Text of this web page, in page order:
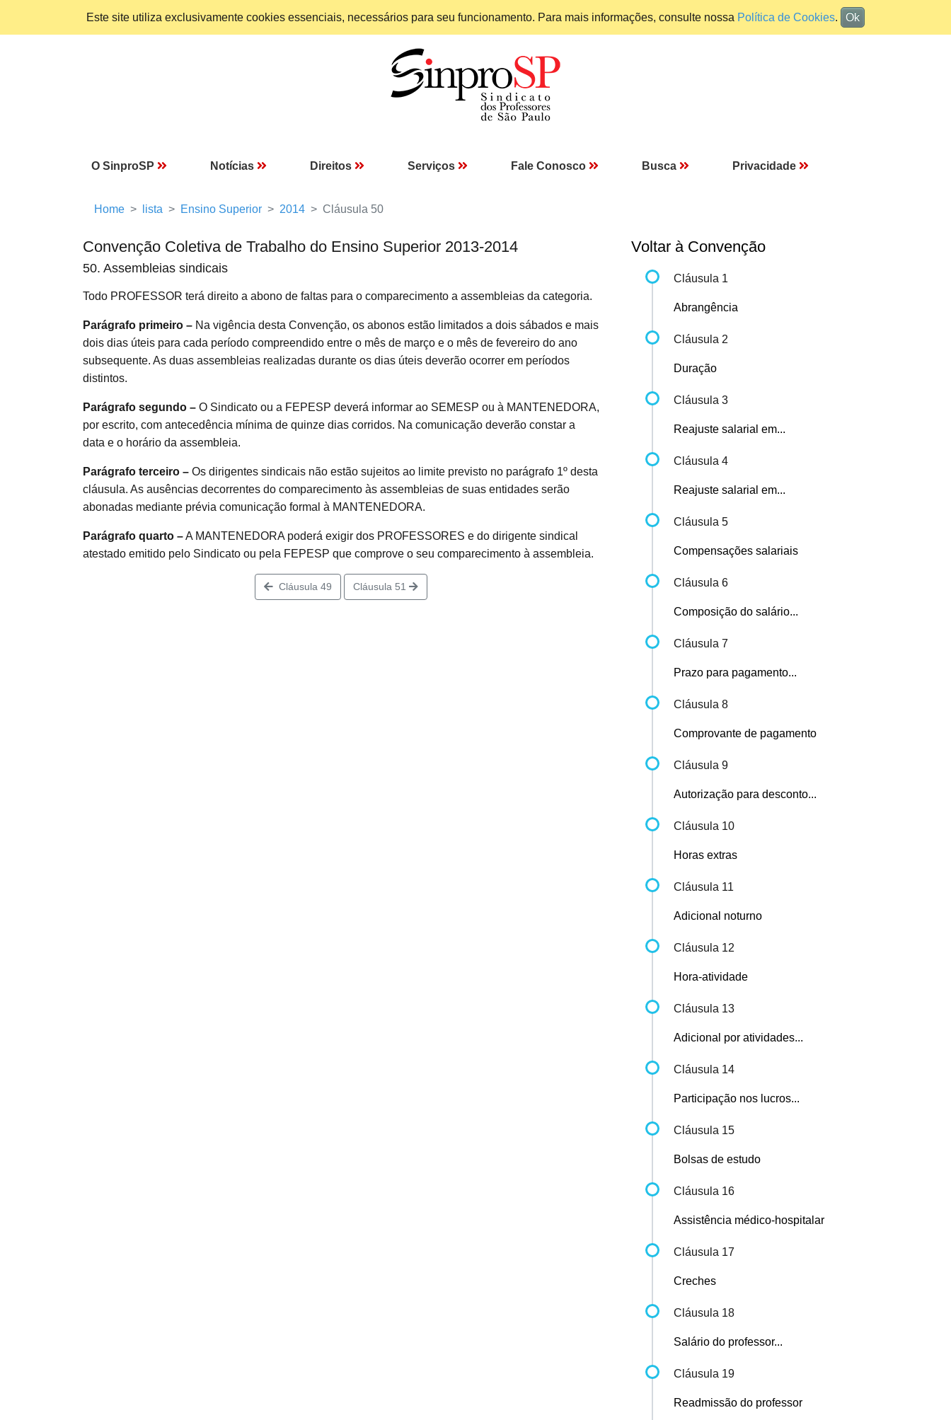
Este site utiliza exclusivamente cookies essenciais, necessários para seu funcionamento. Para mais informações, consulte nossa Política de Cookies. Ok
O SinproSP Notícias Direitos Serviços Fale Conosco Busca Privacidade
Home lista Ensino Superior 2014 Cláusula 50
Convenção Coletiva de Trabalho do Ensino Superior 2013-2014
50. Assembleias sindicais
Todo PROFESSOR terá direito a abono de faltas para o comparecimento a assembleias da categoria.
Parágrafo primeiro – Na vigência desta Convenção, os abonos estão limitados a dois sábados e mais
dois dias úteis para cada período compreendido entre o mês de março e o mês de fevereiro do ano
subsequente. As duas assembleias realizadas durante os dias úteis deverão ocorrer em períodos
distintos.
Parágrafo segundo – O Sindicato ou a FEPESP deverá informar ao SEMESP ou à MANTENEDORA,
por escrito, com antecedência mínima de quinze dias corridos. Na comunicação deverão constar a
data e o horário da assembleia.
Parágrafo terceiro – Os dirigentes sindicais não estão sujeitos ao limite previsto no parágrafo 1º desta
cláusula. As ausências decorrentes do comparecimento às assembleias de suas entidades serão
abonadas mediante prévia comunicação formal à MANTENEDORA.
Parágrafo quarto –A MANTENEDORA poderá exigir dos PROFESSORES e do dirigente sindical
atestado emitido pelo Sindicato ou pela FEPESP que comprove o seu comparecimento à assembleia.
Cláusula 49 Cláusula 51
Voltar à Convenção
Cláusula 1
Abrangência
Cláusula 2
Duração
Cláusula 3
Reajuste salarial em...
Cláusula 4
Reajuste salarial em...
Cláusula 5
Compensações salariais
Cláusula 6
Composição do salário...
Cláusula 7
Prazo para pagamento...
Cláusula 8
Comprovante de pagamento
Cláusula 9
Autorização para desconto...
Cláusula 10
Horas extras
Cláusula 11
Adicional noturno
Cláusula 12
Hora-atividade
Cláusula 13
Adicional por atividades...
Cláusula 14
Participação nos lucros...
Cláusula 15
Bolsas de estudo
Cláusula 16
Assistência médico-hospitalar
Cláusula 17
Creches
Cláusula 18
Salário do professor...
Cláusula 19
Readmissão do professor